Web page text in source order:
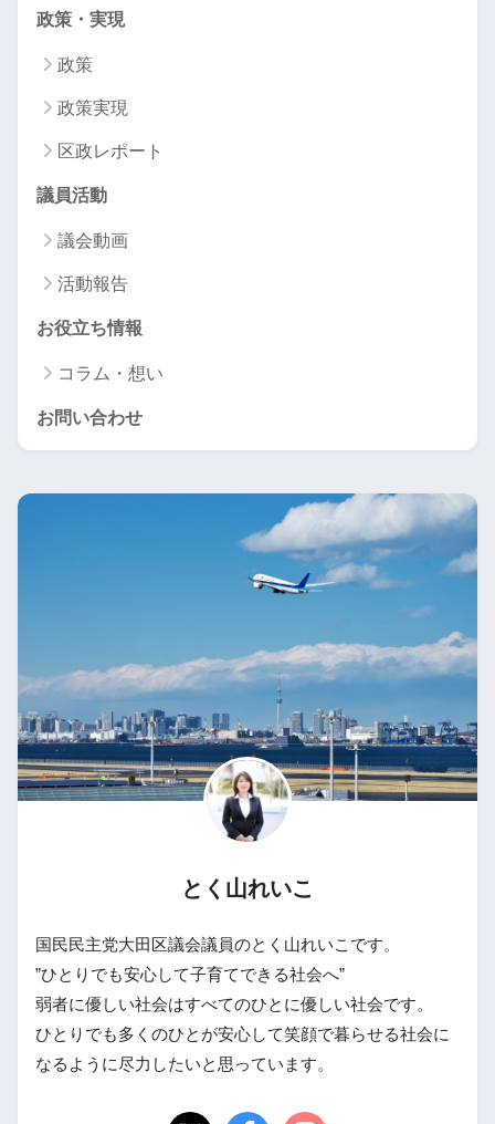
政策・実現
政策
政策実現
区政レポート
議員活動
議会動画
活動報告
お役立ち情報
コラム・想い
お問い合わせ
とく山れいこ
国民民主党大田区議会議員のとく山れいこです。
”ひとりでも安心して子育てできる社会へ”
弱者に優しい社会はすべてのひとに優しい社会です。
ひとりでも多くのひとが安心して笑顔で暮らせる社会に
なるように尽力したいと思っています。